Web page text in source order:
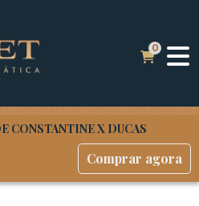
CONSTANTINE X DUCAS
Comprar agora